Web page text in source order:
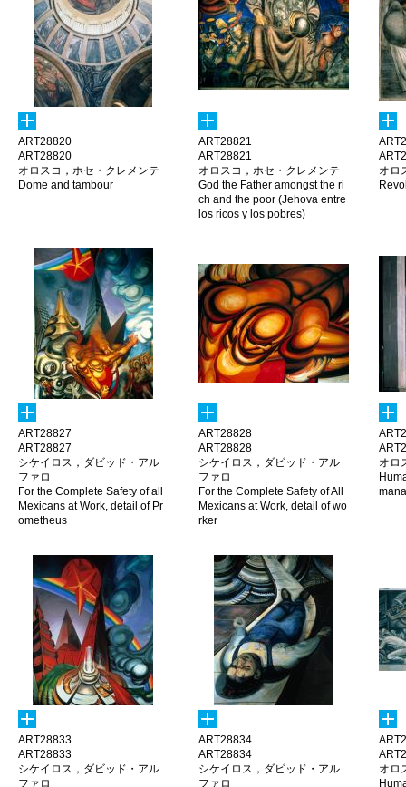
ART28820
ART28820
オロスコ，ホセ・クレメンテ
Dome and tambour
ART28821
ART28821
オロスコ，ホセ・クレメンテ
God the Father amongst the ri
ch and the poor (Jehova entre
los ricos y los pobres)
オロ
ART28827
ART28827
シケイロス，ダビッド・アル
ファロ
For the Complete Safety of all
Mexicans at Work, detail of Pr
ometheus
ART28828
ART28828
シケイロス，ダビッド・アル
ファロ
For the Complete Safety of All
Mexicans at Work, detail of wo
rker
オロ
ART28833
ART28833
シケイロス，ダビッド・アル
ファロ
ART28834
ART28834
シケイロス，ダビッド・アル
ファロ
オロ